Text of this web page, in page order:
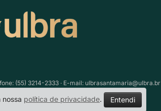
(55) 3214-2333 · E-mail: ulbrasantamaria@ulbra.br
política de privacidade. Entendi